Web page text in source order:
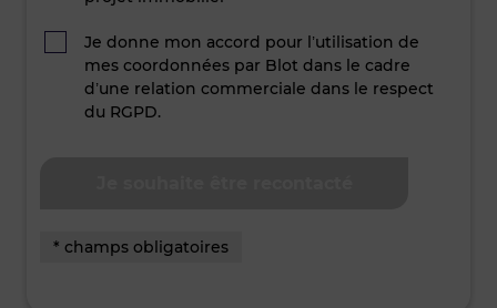
Je donne mon accord pour l’utilisation de
mes coordonnées par Blot dans le cadre
d’une relation commerciale dans le respect
du RGPD.
* champs obligatoires